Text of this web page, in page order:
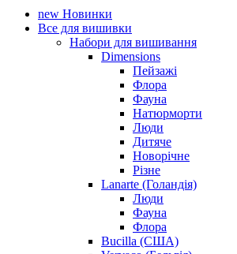
new Новинки
Все для вишивки
Набори для вишивання
Dimensions
Пейзажі
Флора
Фауна
Натюрморти
Люди
Дитяче
Новорічне
Різне
Lanarte (Голандія)
Люди
Фауна
Флора
Bucilla (США)